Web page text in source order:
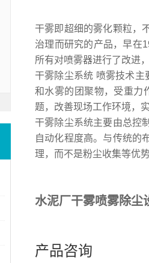
干雾即超细的雾化颗粒，
治理而研究的产品，早在
所有对喷雾器进行了改进
干雾除尘系统 喷雾技术主
和水雾的团聚物，受重力
题，改善现场工作环境，
干雾除尘系统主要由总控
自动化程度高。与传统的
理，而不是粉尘收集等优势
水泥厂干雾喷雾除尘
产品咨询